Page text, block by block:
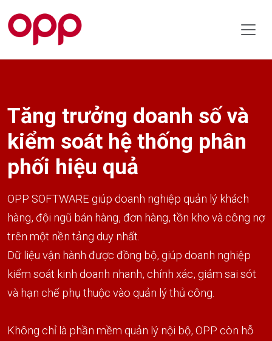
Tăng trưởng doanh số và
kiểm soát hệ thống phân
phối hiệu quả
OPP SOFTWARE giúp doanh nghiệp quản lý khách
hàng, đội ngũ bán hàng, đơn hàng, tồn kho và công nợ
trên một nền tảng duy nhất.
Dữ liệu vận hành được đồng bộ, giúp doanh nghiệp
kiểm soát kinh doanh nhanh, chính xác, giảm sai sót
và hạn chế phụ thuộc vào quản lý thủ công.
Không chỉ là phần mềm quản lý nội bộ, OPP còn hỗ